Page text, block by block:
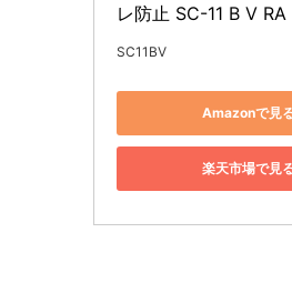
レ防止 SC-11 B V
SC11BV
Amazonで見
楽天市場で見